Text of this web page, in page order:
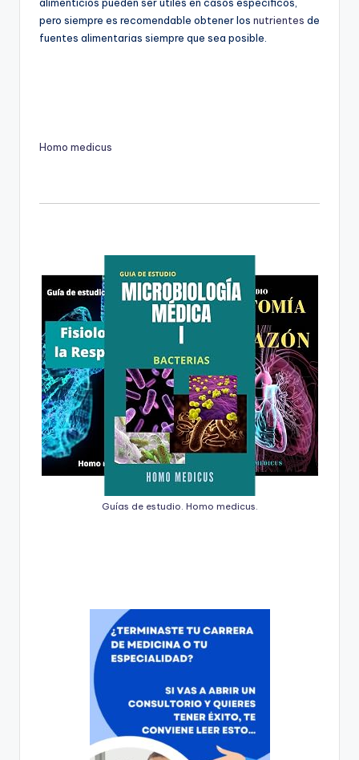
pero siempre es recomendable obtener los nutrientes de
fuentes alimentarias siempre que sea posible.
Homo medicus
Guías de estudio. Homo medicus.